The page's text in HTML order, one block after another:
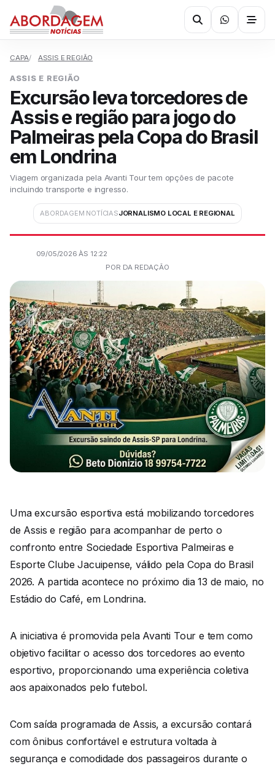
CAPA ASSIS E REGIÃO
ASSIS E REGIÃO
Excursão leva torcedores de
Assis e região para jogo do
Palmeiras pela Copa do Brasil
em Londrina
Viagem organizada pela Avanti Tour tem opções de pacote
incluindo transporte e ingresso.
ABORDAGEM NOTÍCIASJORNALISMO LOCAL E REGIONAL
09/05/2026 ÀS 12:22
POR DA REDAÇÃO
Uma excursão esportiva está mobilizando torcedores
de Assis e região para acompanhar de perto o
confronto entre Sociedade Esportiva Palmeiras e
Esporte Clube Jacuipense, válido pela Copa do Brasil
2026. A partida acontece no próximo dia 13 de maio, no
Estádio do Café, em Londrina.
A iniciativa é promovida pela Avanti Tour e tem como
objetivo facilitar o acesso dos torcedores ao evento
esportivo, proporcionando uma experiência coletiva
aos apaixonados pelo futebol.
Com saída programada de Assis, a excursão contará
com ônibus confortável e estrutura voltada à
segurança e comodidade dos passageiros durante o